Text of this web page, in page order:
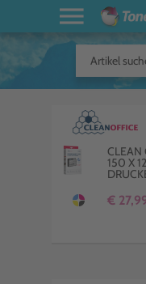
Artikel
CLEAN
150 X
€